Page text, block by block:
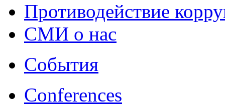
Противодействие
СМИ о нас
События
Conferences